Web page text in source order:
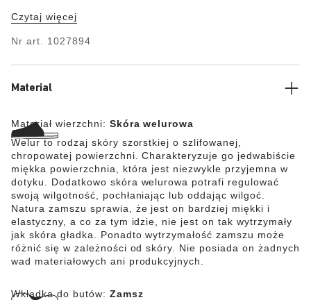
welurowa, która przylega do stopy niczym druga skóra.
Czytaj więcej
Nr art. 1027894
Material
Materiał wierzchni: Skóra welurowa
Welur to rodzaj skóry szorstkiej o szlifowanej,
chropowatej powierzchni. Charakteryzuje go jedwabiście
miękka powierzchnia, która jest niezwykle przyjemna w
dotyku. Dodatkowo skóra welurowa potrafi regulować
swoją wilgotność, pochłaniając lub oddając wilgoć.
Natura zamszu sprawia, że jest on bardziej miękki i
elastyczny, a co za tym idzie, nie jest on tak wytrzymały
jak skóra gładka. Ponadto wytrzymałość zamszu może
różnić się w zależności od skóry. Nie posiada on żadnych
wad materiałowych ani produkcyjnych.
Wkładka do butów: Zamsz